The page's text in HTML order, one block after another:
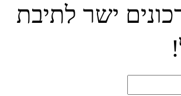
ישר לתיבת